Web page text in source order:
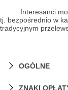
Interesanci mogą
tj. bezpośrednio w
tradycyjnym
OGÓLNE
Jakiego
ZNAKI